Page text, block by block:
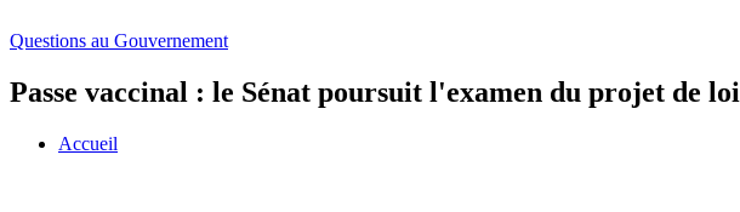
Questions au Gouvernement
Passe vaccinal : le Sénat poursuit l'examen du projet de loi
Accueil